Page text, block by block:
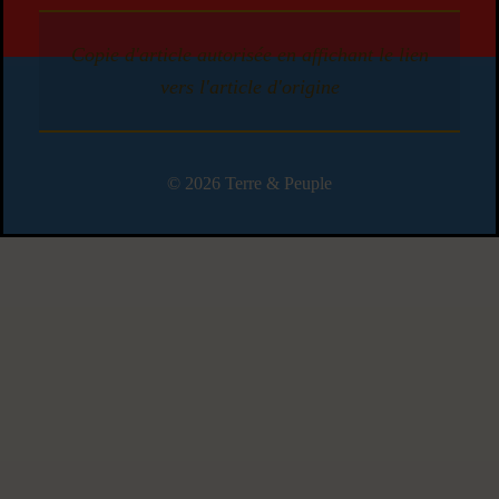
Copie d'article autorisée en affichant le lien
vers l'article d'origine
© 2026 Terre & Peuple